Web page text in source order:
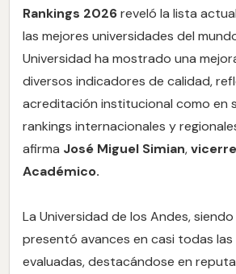
Rankings 2026reveló la lista
las mejores universidades del
Universidad ha mostrado una
diversos indicadores de calidad,
acreditación institucional como en
rankings internacionales y
afirma José Miguel Simian,
Académico.
La Universidad de los Andes,
presentó avances en casi todas las
evaluadas, destacándose en